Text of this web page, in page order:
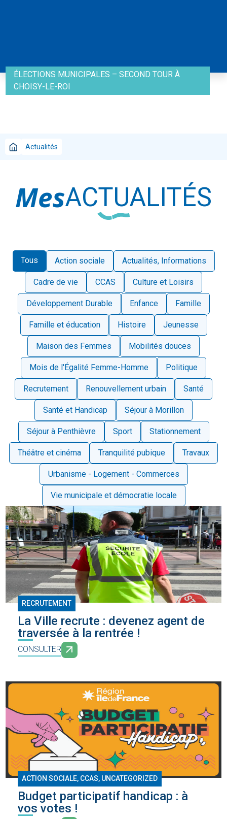
ÉLECTIONS MUNICIPALES – SECOND TOUR À
CHOISY-LE-ROI
Actualités
MesACTUALITÉS
Tous Action sociale Actualités, Informations
Cadre de vie CCAS Culture et Loisirs
Développement Durable Enfance Famille
Famille et éducation Histoire Jeunesse
Maison des Femmes Mobilités douces
Mois de l'Égalité Femme-Homme Politique
Recrutement Renouvellement urbain Santé
Santé et Handicap Séjour à Morillon
Séjour à Penthièvre Sport Stationnement
Théâtre et cinéma Tranquilité pubique Travaux
Urbanisme - Logement - Commerces
Vie municipale et démocratie locale
RECRUTEMENT
La Ville recrute : devenez agent de
traversée à la rentrée !
CONSULTER
ACTION SOCIALE, CCAS, UNCATEGORIZED
Budget participatif handicap : à
vos votes !